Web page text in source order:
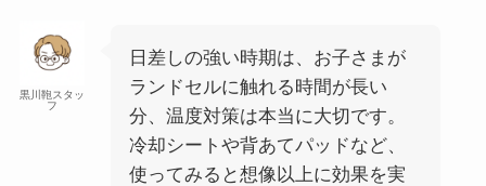
黒川鞄スタッ
フ
日差しの強い時期は、お子さまが
ランドセルに触れる時間が長い
分、温度対策は本当に大切です。
冷却シートや背あてパッドなど、
使ってみると想像以上に効果を実